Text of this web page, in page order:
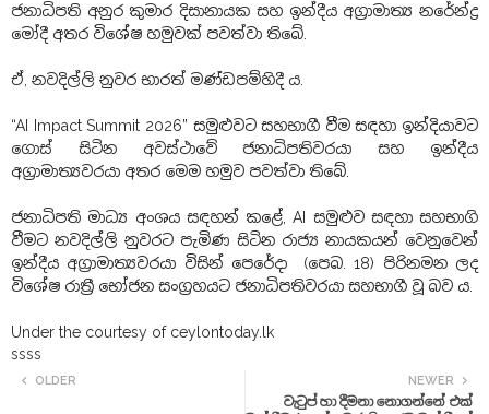
ජනාධිපති අනුර කුමාර දිසානායක සහ ඉන්දීය අග්‍රාමාත්‍ය නරේන්ද්‍ර
මෝදී අතර විශේෂ හමුවක් පවත්වා තිබේ.
ඒ, නවදිල්ලි නුවර භාරත් මණ්ඩපම්හිදී ය.
“AI Impact Summit 2026” සමුළුවට සහභාගී වීම සඳහා ඉන්දියාවට
ගොස් සිටින අවස්ථාවේ ජනාධිපතිවරයා සහ ඉන්දීය
අග්‍රාමාත්‍යවරයා අතර මෙම හමුව පවත්වා තිබේ.
ජනාධිපති මාධ්‍ය අංශය සඳහන් කළේ, AI සමුළුව සඳහා සහභාගි
වීමට නවදිල්ලි නුවරට පැමිණ සිටින රාජ්‍ය නායකයන් වෙනුවෙන්
ඉන්දීය අග්‍රාමාත්‍යවරයා විසින් පෙරේදා (පෙබ. 18) පිරිනමන ලද
විශේෂ රාත්‍රී භෝජන සංග්‍රහයට ජනාධිපතිවරයා සහභාගී වූ බව ය.
Under the courtesy of ceylontoday.lk
ssss
NEWER
වැටුප් හා දීමනා නොගන්නේ එක්
OLDER